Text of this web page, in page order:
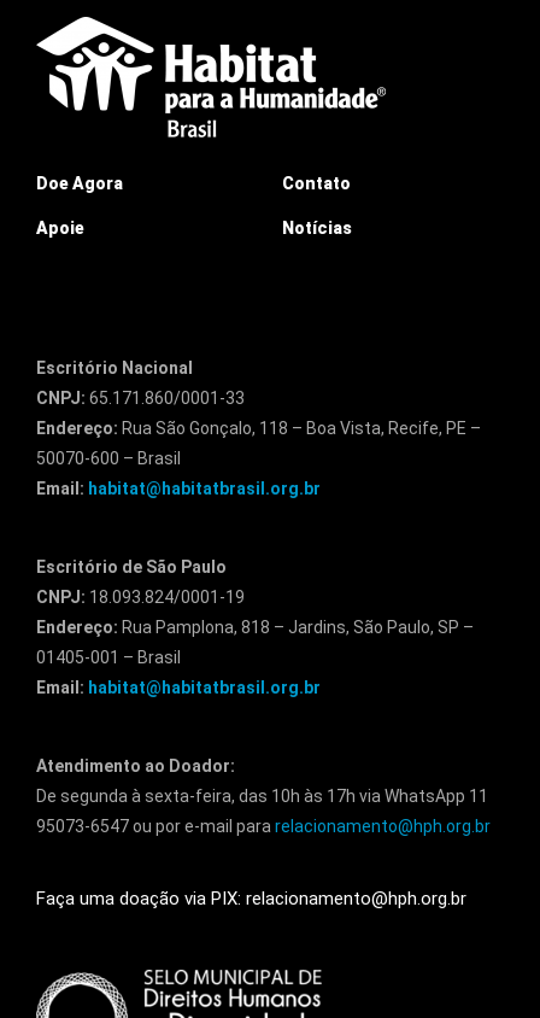
Doe Agora
Apoie
Contato
Notícias
Escritório Nacional
CNPJ: 65.171.860/0001-33
Endereço: Rua São Gonçalo, 118 – Boa Vista, Recife, PE –
50070-600 – Brasil
Email: habitat@habitatbrasil.org.br
Escritório de São Paulo
CNPJ: 18.093.824/0001-19
Endereço: Rua Pamplona, 818 – Jardins, São Paulo, SP –
01405-001 – Brasil
Email: habitat@habitatbrasil.org.br
Atendimento ao Doador:
De segunda à sexta-feira, das 10h às 17h via WhatsApp 11
95073-6547 ou por e-mail para relacionamento@hph.org.br
Faça uma doação via PIX: relacionamento@hph.org.br